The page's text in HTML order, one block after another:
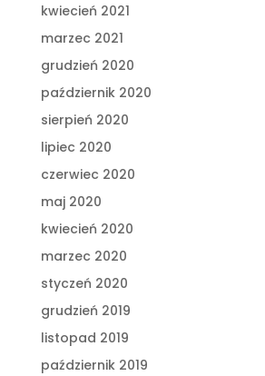
kwiecień 2021
marzec 2021
grudzień 2020
październik 2020
sierpień 2020
lipiec 2020
czerwiec 2020
maj 2020
kwiecień 2020
marzec 2020
styczeń 2020
grudzień 2019
listopad 2019
październik 2019